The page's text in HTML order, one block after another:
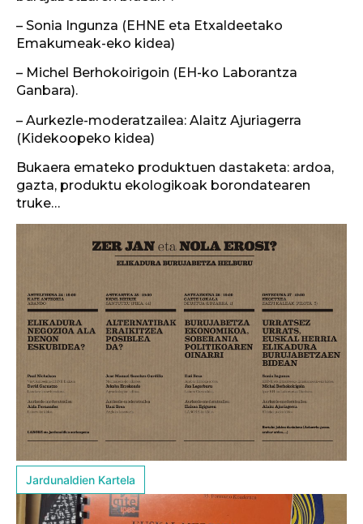
– Sonia Ingunza (EHNE eta Etxaldeetako
Emakumeak-eko kidea)
– Michel Berhokoirigoin (EH-ko Laborantza
Ganbara).
– Aurkezle-moderatzailea: Alaitz Ajuriagerra
(Kidekoopeko kidea)
Bukaera emateko produktuen dastaketa: ardoa,
gazta, produktu ekologikoak borondatearen
truke…
Jardunaldien Kartela